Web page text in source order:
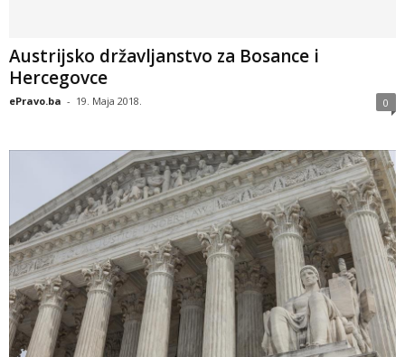
Austrijsko državljanstvo za Bosance i
Hercegovce
ePravo.ba - 19. Maja 2018. 0